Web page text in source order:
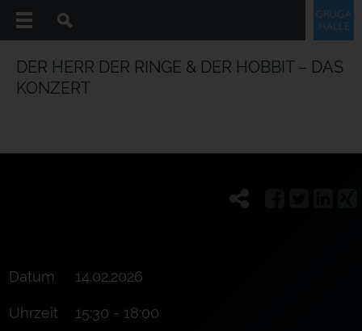
DER HERR DER RINGE & DER HOBBIT – DAS
KONZERT
Datum 14.02.2026
Uhrzeit 15:30 - 18:00